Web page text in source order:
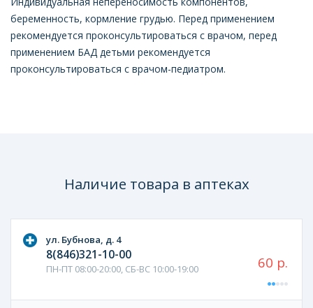
беременность, кормление грудью. Перед применением
рекомендуется проконсультироваться с врачом, перед
применением БАД детьми рекомендуется
проконсультироваться с врачом-педиатром.
Наличие товара в аптеках
ул. Бубнова, д. 4
8(846)321-10-00
ПН-ПТ 08:00-20:00, СБ-ВС 10:00-19:00 60 р.